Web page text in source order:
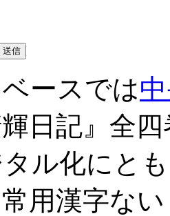
ースでは
日記』全
ル化にと
用漢字な